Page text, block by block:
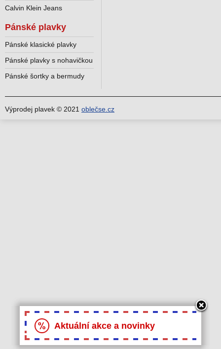
Calvin Klein Jeans
Pánské plavky
Pánské klasické plavky
Pánské plavky s nohavičkou
Pánské šortky a bermudy
Výprodej plavek © 2021 oblečse.cz
Aktuální akce a novinky